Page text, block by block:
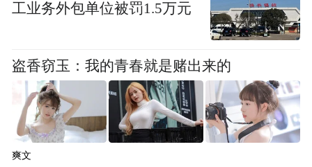
工业务外包单位被罚1.5万元
盗香窃玉：我的青春就是赌出来的
爽文